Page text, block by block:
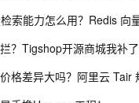
？Tigshop开源商城我补